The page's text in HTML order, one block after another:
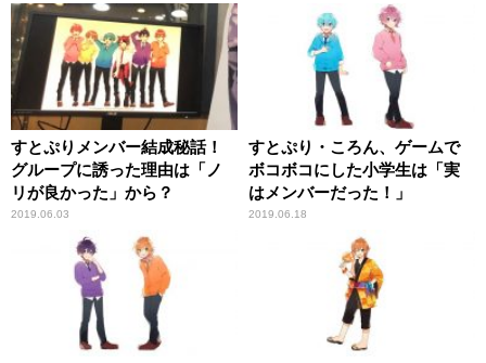
すとぷりメンバー結成秘話！
グループに誘った理由は「ノ
リが良かった」から？
2019.06.03
すとぷり・ころん、ゲームで
ボコボコにした小学生は「実
はメンバーだった！」
2019.06.18